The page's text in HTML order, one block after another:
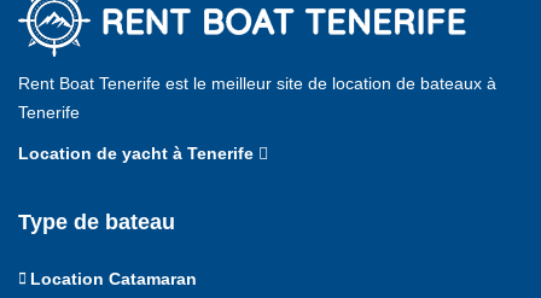
Rent Boat Tenerife est le meilleur site de location de bateaux à
Tenerife
Location de yacht à Tenerife
Type de bateau
Location Catamaran